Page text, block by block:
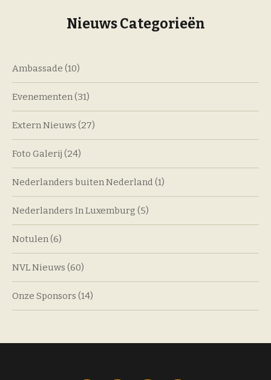
Nieuws Categorieën
Ambassade (10)
Evenementen (31)
Extern Nieuws (27)
Foto Galerij (24)
Nederlanders buiten Nederland (1)
Nederlanders In Luxemburg (5)
Notulen (6)
NVL Nieuws (60)
Onze Sponsors (14)